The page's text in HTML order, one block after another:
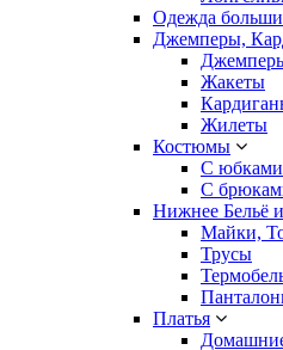
Одежда
Джемперы,
Жакеты
Жилеты
Костюмы
С юбками
С
Нижнее Бельё
Майки,
Трусы
Платья